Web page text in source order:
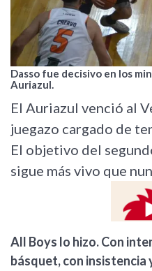
Dasso fue decisivo en los
Auriazul.
El Auriazul venció al
juegazo cargado de
El objetivo del
sigue más vivo que
All Boys lo hizo. Con
básquet, con insistencia